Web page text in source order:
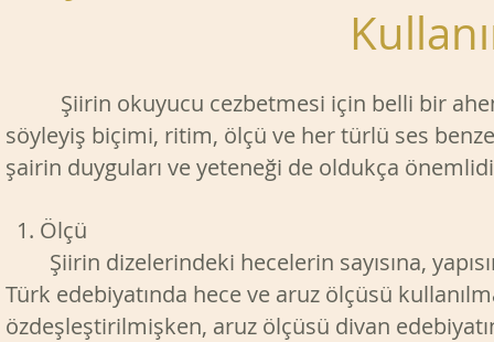
Şiirin okuyucu cezbetmesi için belli bir
söyleyiş biçimi, ritim, ölçü ve her türlü ses
şairin duyguları ve yeteneği de oldukça
1. Ölçü
Şiirin dizelerindeki hecelerin sayısına,
Türk edebiyatında hece ve aruz ölçüsü
özdeşleştirilmişken, aruz ölçüsü divan